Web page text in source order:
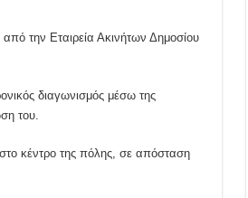
την Εταιρεία Ακινήτων Δημοσίου
διαγωνισμός μέσω της
του.
κέντρο της πόλης, σε απόσταση